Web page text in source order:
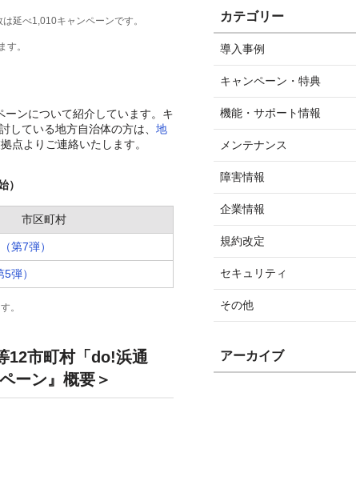
延べ1,010キャンペーンです。
。
ンについて紹介しています。キ
している地方自治体の方は、 地
点よりご連絡いたします。
）
市区町村
第7弾）
弾）
。
12市町村「do!浜通
ーン』概要＞
カテゴリー
導入事例
キャンペーン・特典
機能・サポート情報
メンテナンス
障害情報
企業情報
規約改定
セキュリティ
その他
アーカイブ